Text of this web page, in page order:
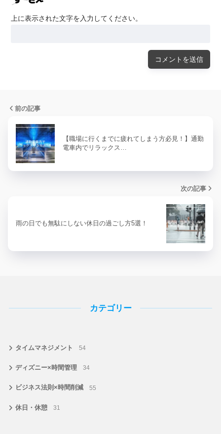
上に表示された文字を入力してください。
前の記事
【職場に行くまでに疲れてしまう方必見！】通勤
電車内でリラックス…
次の記事
雨の日でも無駄にしない休日の過ごし方5選！
カテゴリー
タイムマネジメント 54
ディズニー×時間管理 34
ビジネス法則×時間削減 55
休日・休憩 31